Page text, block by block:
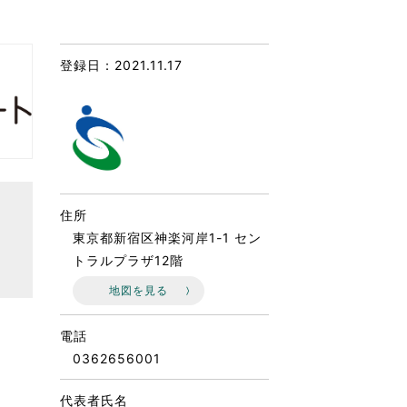
るボランティア
登録日：2021.11.17
住所
東京都新宿区神楽河岸1-1 セン
トラルプラザ12階
地図を見る
電話
0362656001
代表者氏名